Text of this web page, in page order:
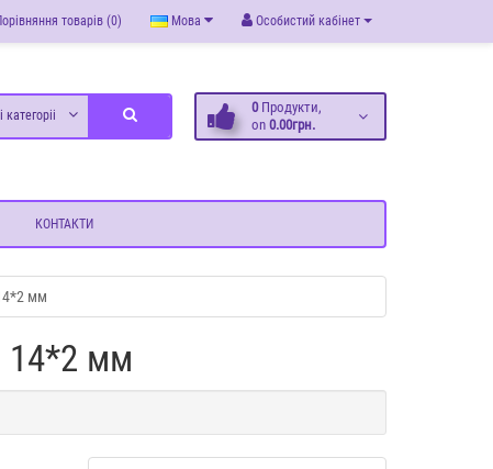
Особистий кабінет
Мова
товарів (0)
0 Продукти,
on 0.00грн.
категоріі
КОНТАКТИ
мм
14*2 мм